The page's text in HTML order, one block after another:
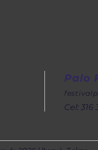
Palo
Cel: 316